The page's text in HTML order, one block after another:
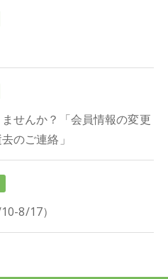
せんか？「会員情報の変更
のご連絡」
8/17）